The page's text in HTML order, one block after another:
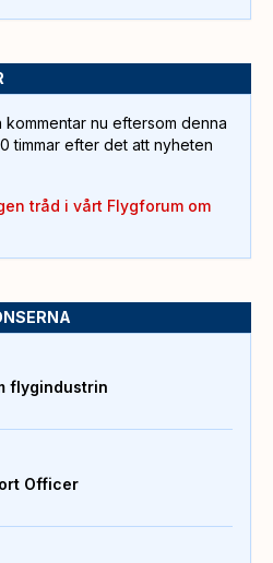
nu eftersom denna
timmar efter det att nyheten
tråd i vårt Flygforum om
flygindustrin
Officer